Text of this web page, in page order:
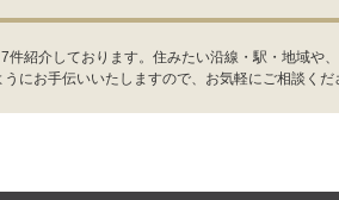
紹介しております。住みたい沿線・駅・地域や
にお手伝いいたしますので、お気軽にご相談くだ